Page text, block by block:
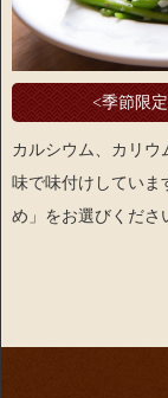
<季節限
カルシウム、カリウ
味で味付けしていま
め」をお選びくださ